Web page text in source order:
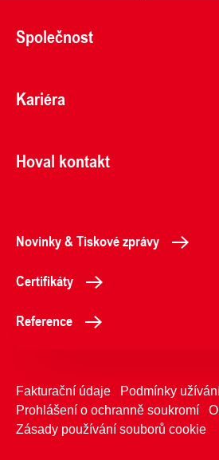
Společnost
Kariéra
Hoval kontakt
Novinky & Tiskové zprávy
Certifikáty
Reference
Fakturační údaje
Podmínky
Prohlášení o ochranně soukromí
Zásady používání souborů cookie